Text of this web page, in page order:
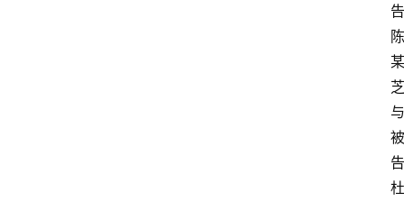
告
陈
某
芝
与
被
告
杜